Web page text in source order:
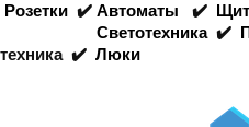
Розетки ✔️ Автоматы ✔️
Светотехника ✔️
техника ✔️ Люки